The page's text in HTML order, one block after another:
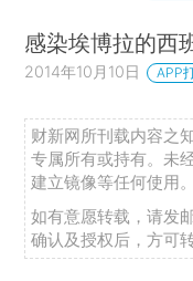
感染埃博拉的西
2014年10月10日 APP
财新网所刊载内容之
专属所有或持有。未
建立镜像等任何使用。
如有意愿转载，请发
确认及授权后，方可转